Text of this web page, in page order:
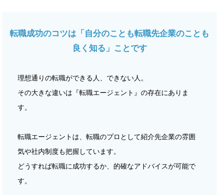
転職成功のコツは「自分のことも転職先企業のことも
良く知る」ことです
理想通りの転職ができる人、できない人。
その大きな違いは『転職エージェント』の存在にありま
す。
転職エージェントは、転職のプロとして紹介先企業の雰囲
気や社内制度も把握しています。
どうすれば転職に成功するか、的確なアドバイスが可能で
す。